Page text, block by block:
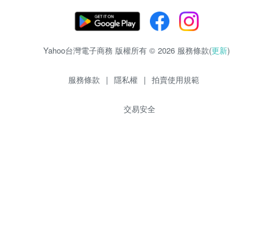
Yahoo台灣電子商務 版權所有 © 2026 服務條款(更新)
服務條款 | 隱私權 | 拍賣使用規範
交易安全